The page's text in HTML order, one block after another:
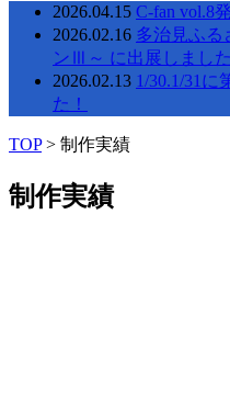
2026.04.15 C-fan vol.8
2026.02.16 多治見ふる
ンⅢ～ に出展しました
2026.02.13 1/30.1/31に
た！
TOP> 制作実績
制作実績